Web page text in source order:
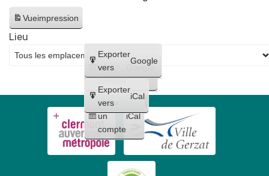
Vueimpression
Créer
un
compte
Google
Créer
un
compte
iCal
Exporter
vers
Google
Exporter
vers
iCal
Lieu